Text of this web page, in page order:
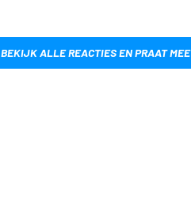
BEKIJK ALLE REACTIES EN PRAAT MEE